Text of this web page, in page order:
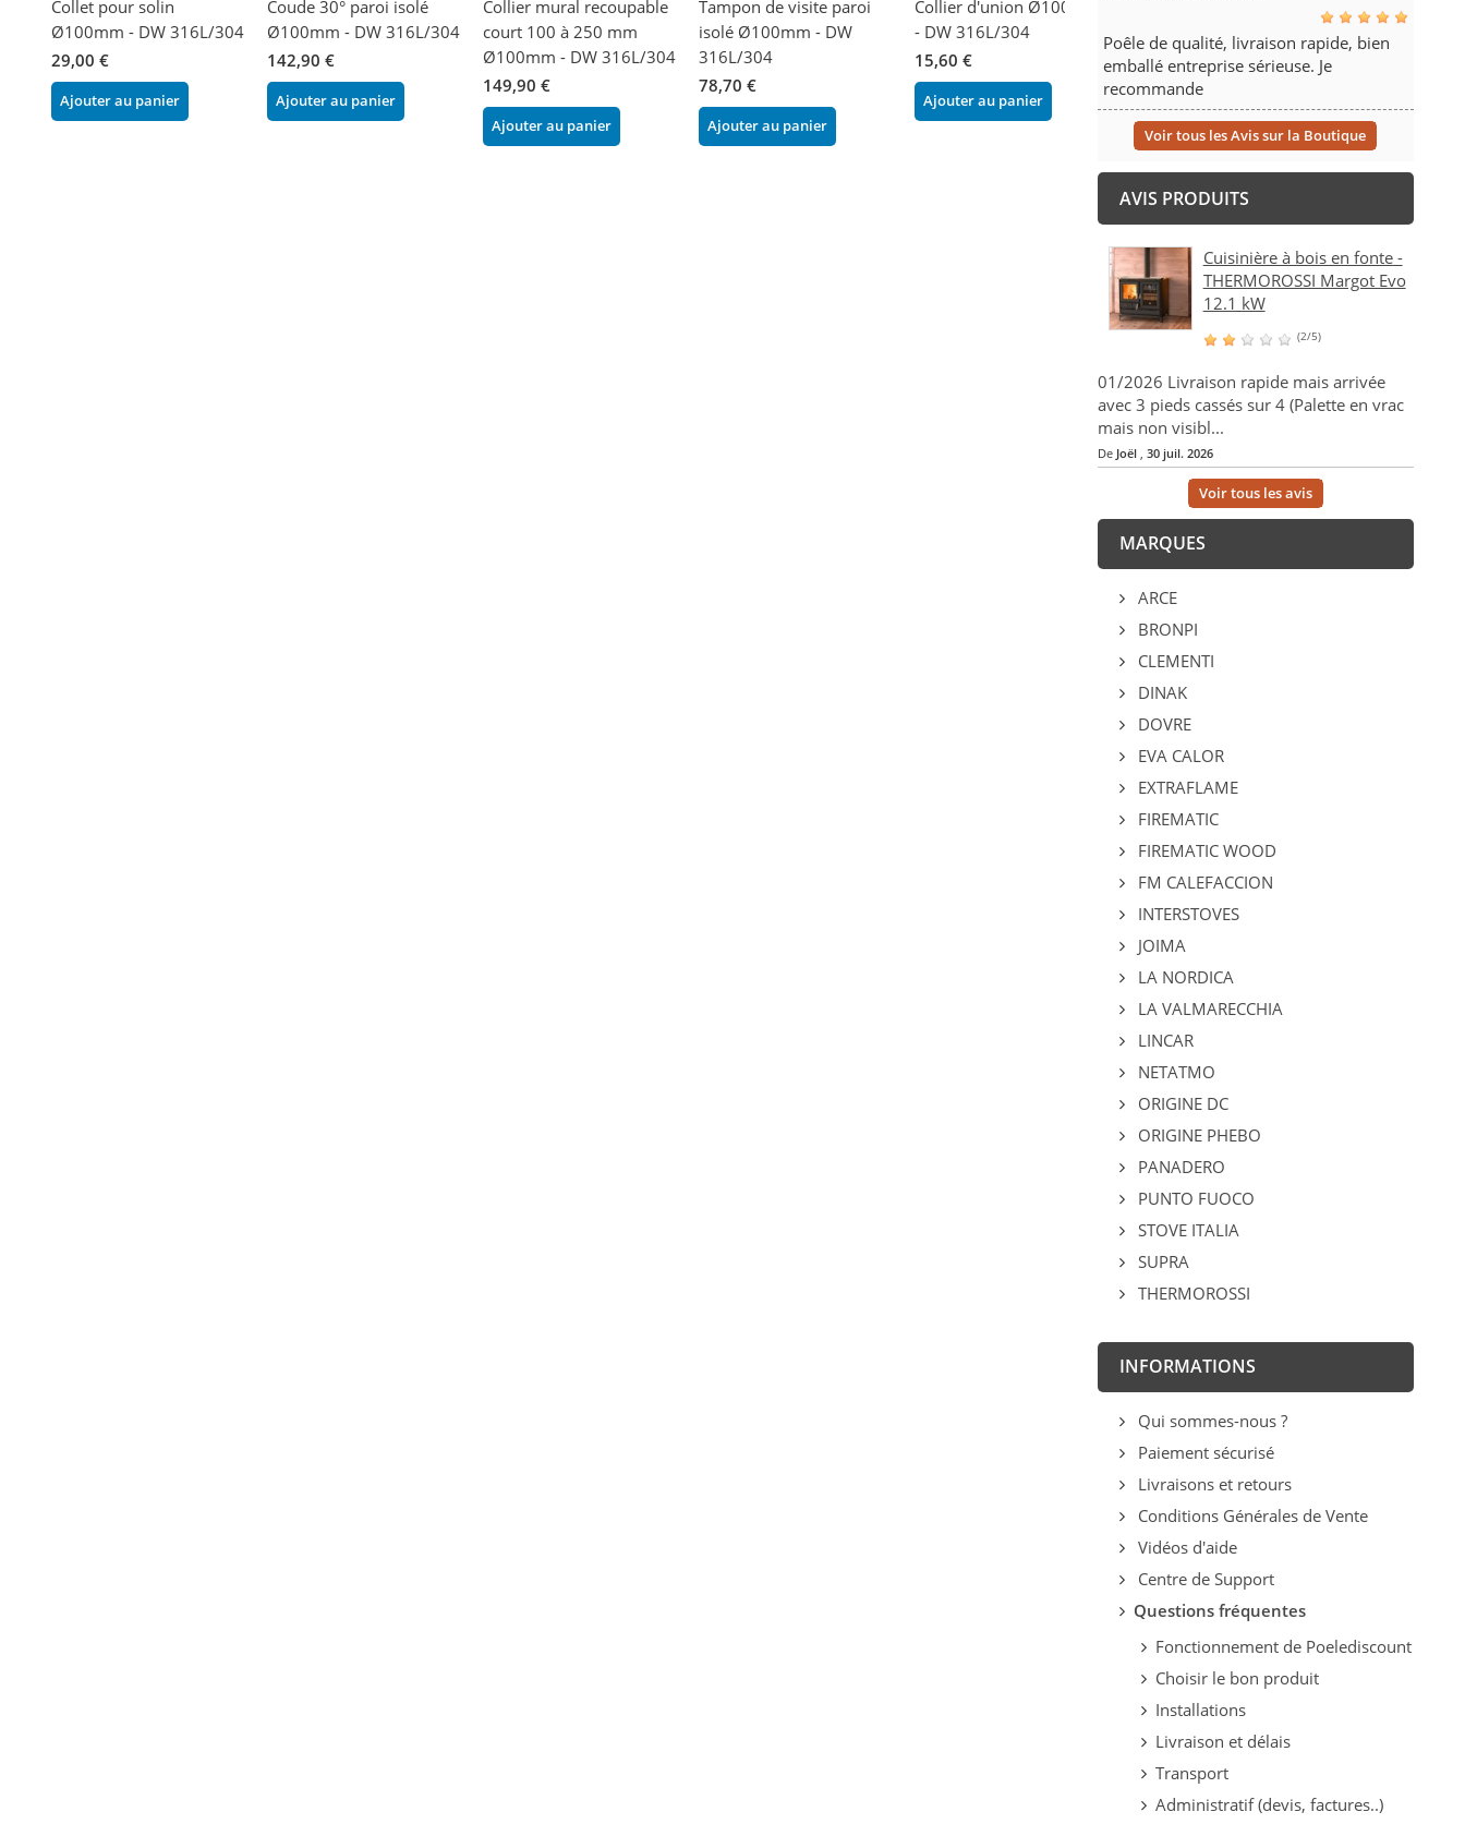
Collet pour solin
Ø100mm - DW 316L/304
29,00 €
Ajouter au panier
Coude 30° paroi isolé
Ø100mm - DW 316L/304
142,90 €
Ajouter au panier
Collier mural recoupable
court 100 à 250 mm
Ø100mm - DW 316L/304
149,90 €
Ajouter au panier
Tampon de visite paroi
isolé Ø100mm - DW
316L/304
78,70 €
Ajouter au panier
Collier d'union Ø100mm
- DW 316L/304
15,60 €
Ajouter au panier
Rosace de finition avec
aimant Ø100mm - DW
316L/304
58,30 €
Ajouter au panier
Té 93° avec
paroi isolé
DW 316L/304
Ajouter au
Poêle de qualité, livraison rapide, bien
emballé entreprise sérieuse. Je
recommande
Voir tous les Avis sur la Boutique
AVIS PRODUITS
Cuisinière à bois en fonte -
THERMOROSSI Margot Evo
12.1 kW
(2/5)
01/2026 Livraison rapide mais arrivée
avec 3 pieds cassés sur 4 (Palette en vrac
mais non visibl...
De Joël, 30 juil. 2026
Voir tous les avis
MARQUES
ARCE
BRONPI
CLEMENTI
DINAK
DOVRE
EVA CALOR
EXTRAFLAME
FIREMATIC
FIREMATIC WOOD
FM CALEFACCION
INTERSTOVES
JOIMA
LA NORDICA
LA VALMARECCHIA
LINCAR
NETATMO
ORIGINE DC
ORIGINE PHEBO
PANADERO
PUNTO FUOCO
STOVE ITALIA
SUPRA
THERMOROSSI
INFORMATIONS
Qui sommes-nous ?
Paiement sécurisé
Livraisons et retours
Conditions Générales de Vente
Vidéos d'aide
Centre de Support
Questions fréquentes
Fonctionnement de Poelediscount
Choisir le bon produit
Installations
Livraison et délais
Transport
Administratif (devis, factures..)